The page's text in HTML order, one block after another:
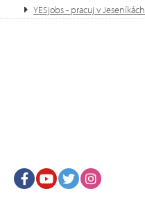
YESjobs - pracuj v Jeseníkách
FacebookYoutubeTwitter